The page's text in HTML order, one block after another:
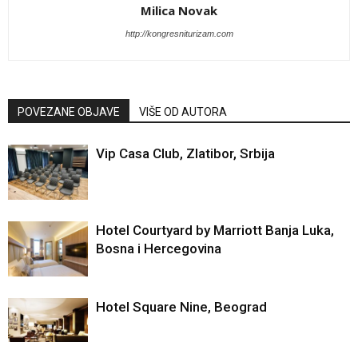
Milica Novak
http://kongresniturizam.com
POVEZANE OBJAVE VIŠE OD AUTORA
Vip Casa Club, Zlatibor, Srbija
Hotel Courtyard by Marriott Banja Luka,
Bosna i Hercegovina
Hotel Square Nine, Beograd